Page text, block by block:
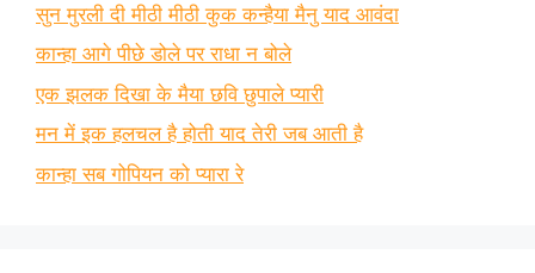
सुन मुरली दी मीठी मीठी कुक कन्हैया मैनु याद आवंदा
कान्हा आगे पीछे डोले पर राधा न बोले
एक झलक दिखा के मैया छवि छुपाले प्यारी
मन में इक हलचल है होती याद तेरी जब आती है
कान्हा सब गोपियन को प्यारा रे